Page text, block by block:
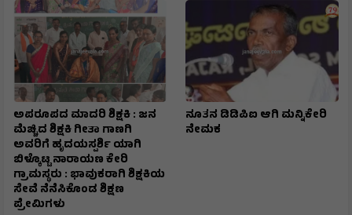
ಅಪರೂಪದ ಮಾದರಿ ಶಿಕ್ಷಕಿ : ಜನ
ಮೆಚ್ಚಿದ ಶಿಕ್ಷಕಿ ಗೀತಾ ಗಾಣಗಿ
ಅವರಿಗೆ ಹೃದಯಸ್ಪರ್ಶಿ ಯಾಗಿ
ಬಿಳ್ಕೊಟ್ಟ ನಾರಾಯಣ ಕೇರಿ
ಗ್ರಾಮಸ್ಥರು : ಭಾವುಕರಾಗಿ ಶಿಕ್ಷಕಿಯ
ಸೇವೆ ನೆನೆಸಿಕೊಂಡ ಶಿಕ್ಷಣ
ಪ್ರೇಮಿಗಳು
ನೂತನ ಡಿಡಿಪಿಐ ಆಗಿ ಮನ್ನಿಕೇರಿ
ನೇಮಕ